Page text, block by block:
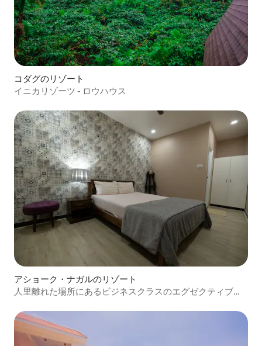
コダグのリゾート
イニカリゾーツ - ロウハウス
アショーク・ナガルのリゾート
人里離れた場所にあるビジネスクラスのエグゼクティブル